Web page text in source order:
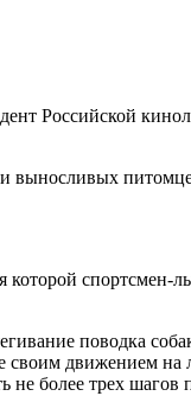
Российской
выносливых
спортсмен-
поводка
своим движением
не более трех шагов